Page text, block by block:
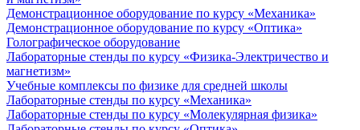
Демонстрационное оборудование по курсу «Механика»
Демонстрационное оборудование по курсу «Оптика»
Голографическое оборудование
Лабораторные стенды по курсу «Физика-Электричество и
магнетизм»
Учебные комплексы по физике для средней школы
Лабораторные стенды по курсу «Механика»
Лабораторные стенды по курсу «Молекулярная физика»